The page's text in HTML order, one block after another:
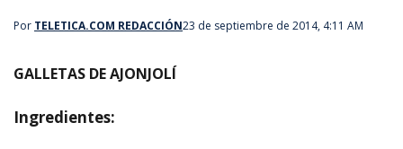
Por TELETICA.COM REDACCIÓN23 de septiembre de 2014, 4:11 AM
GALLETAS DE AJONJOLÍ
Ingredientes: